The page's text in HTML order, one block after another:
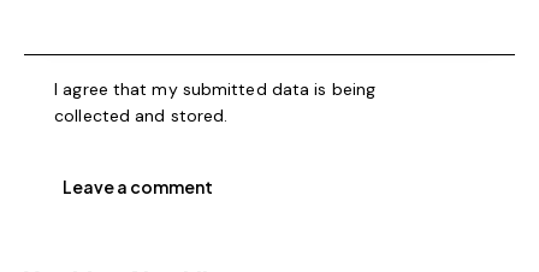
I agree that my submitted data is being
collected and stored.